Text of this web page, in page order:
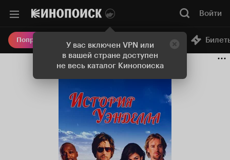
У вас включен VPN или
в вашей стране доступен
не весь каталог Кинопоиска
Войти
Попробовать Плюс Онлайн-кинотеатр